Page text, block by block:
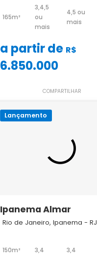
165m²
3,4,5
ou
mais
4,5 ou
mais
a partir de R$
6.850.000
COMPARTILHAR
Lançamento
Ipanema Almar
Rio de Janeiro, Ipanema - RJ
150m² 3,4 3,4